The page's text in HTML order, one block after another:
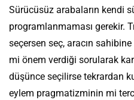
Sürücüsüz arabaların kendi
programlanmaması gerekir.
seçersen seç, aracın
mi önem verdiği sorularak
düşünce seçilirse tekrardan
eylem pragmatizminin mi